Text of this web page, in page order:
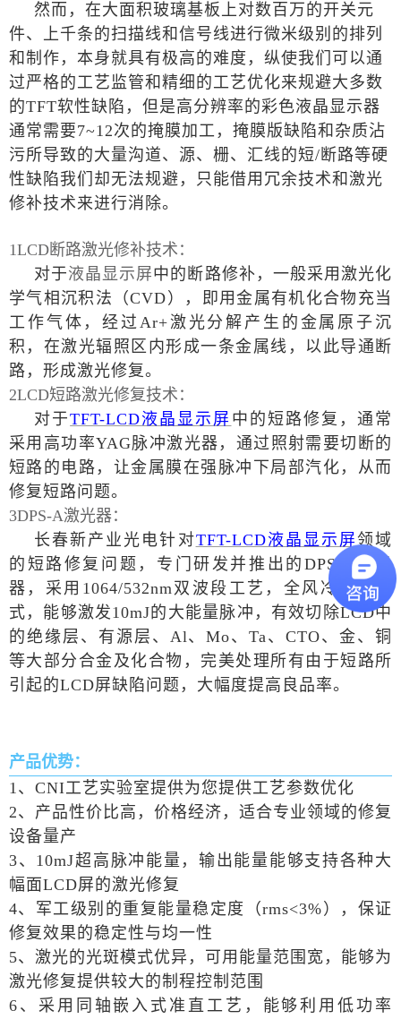
然而，在大面积玻璃基板上对数百万的开关元
件、上千条的扫描线和信号线进行微米级别的排列
和制作，本身就具有极高的难度，纵使我们可以通
过严格的工艺监管和精细的工艺优化来规避大多数
的TFT软性缺陷，但是高分辨率的彩色液晶显示器
通常需要7~12次的掩膜加工，掩膜版缺陷和杂质沾
污所导致的大量沟道、源、栅、汇线的短/断路等硬
性缺陷我们却无法规避，只能借用冗余技术和激光
修补技术来进行消除。
1LCD断路激光修补技术：
对于液晶显示屏中的断路修补，一般采用激光化
学气相沉积法（CVD），即用金属有机化合物充当
工作气体，经过Ar+激光分解产生的金属原子沉
积，在激光辐照区内形成一条金属线，以此导通断
路，形成激光修复。
2LCD短路激光修复技术：
对于TFT-LCD液晶显示屏 中的短路修复，通常
采用高功率YAG脉冲激光器，通过照射需要切断的
短路的电路，让金属膜在强脉冲下局部汽化，从而
修复短路问题。
3DPS-A激光器：
长春新产业光电针对TFT-LCD液晶显示屏领域
的短路修复问题，专门研发并推出的 DPS-A激光
器，采用1064/532nm双波段工艺，全风冷散热方
式，能够激发10mJ的大能量脉冲，有效切除LCD中
的绝缘层、有源层、Al、Mo、Ta、CTO、金、铜
等大部分合金及化合物，完美处理所有由于短路所
引起的LCD屏缺陷问题，大幅度提高良品率。
产品优势：
1、CNI工艺实验室提供为您提供工艺参数优化
2、产品性价比高，价格经济，适合专业领域的修复
设备量产
3、10mJ超高脉冲能量，输出能量能够支持各种大
幅面LCD屏的激光修复
4、军工级别的重复能量稳定度（rms<3%），保证
修复效果的稳定性与均一性
5、激光的光斑模式优异，可用能量范围宽，能够为
激光修复提供较大的制程控制范围
6、采用同轴嵌入式准直工艺，能够利用低功率